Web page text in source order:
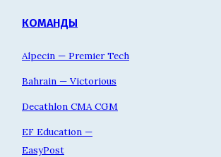
КОМАНДЫ
Alpecin — Premier Tech
Bahrain — Victorious
Decathlon CMA CGM
EF Education —
EasyPost